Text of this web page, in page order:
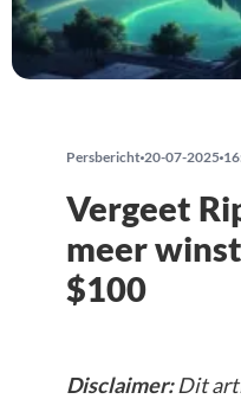
Persbericht 20-07-2025
Vergeet
meer
$100
Disclaimer:Dit